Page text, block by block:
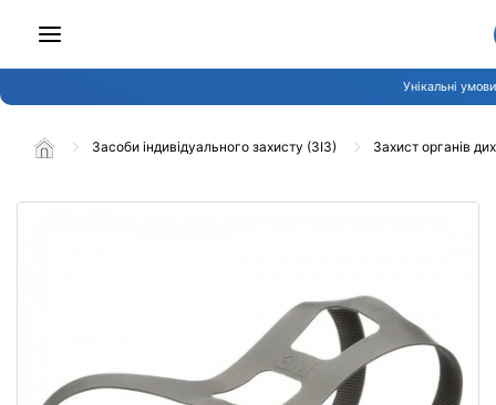
Унікальні
Засоби індивідуального захисту (ЗІЗ) Захист органів